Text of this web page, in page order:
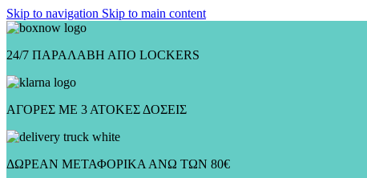
Skip to navigation Skip to main content
24/7 ΠΑΡΑΛΑΒΗ ΑΠΟ LOCKERS
ΑΓΟΡΕΣ ΜΕ 3 ΑΤΟΚΕΣ ΔΟΣΕΙΣ
ΔΩΡΕΑΝ ΜΕΤΑΦΟΡΙΚΑ ΑΝΩ ΤΩΝ 80€